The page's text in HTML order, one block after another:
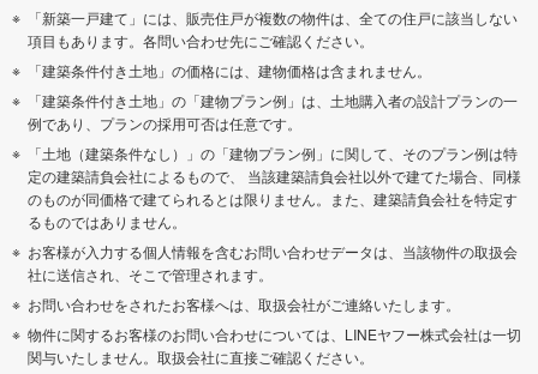
「新築一戸建て」には、販売住戸が複数の物件は、全ての住戸に該当しない
項目もあります。各問い合わせ先にご確認ください。
「建築条件付き土地」の価格には、建物価格は含まれません。
「建築条件付き土地」の「建物プラン例」は、土地購入者の設計プランの一
例であり、プランの採用可否は任意です。
「土地（建築条件なし）」の「建物プラン例」に関して、そのプラン例は特
定の建築請負会社によるもので、 当該建築請負会社以外で建てた場合、同様
のものが同価格で建てられるとは限りません。また、建築請負会社を特定す
るものではありません。
お客様が入力する個人情報を含むお問い合わせデータは、当該物件の取扱会
社に送信され、そこで管理されます。
お問い合わせをされたお客様へは、取扱会社がご連絡いたします。
物件に関するお客様のお問い合わせについては、LINEヤフー株式会社は一切
関与いたしません。取扱会社に直接ご確認ください。